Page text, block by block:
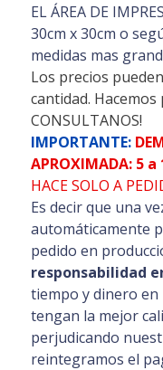
EL ÁREA DE
30cm x 30cm o
medidas mas
Los precios
cantidad.
CONSULTANOS!
IMPORTANTE:
APROXIMADA: 5 a
HACE SOLO A
Es decir que una
automáticamente
pedido en
responsabilidad
tiempo y dinero
tengan la mejor
perjudicando
reintegramos el